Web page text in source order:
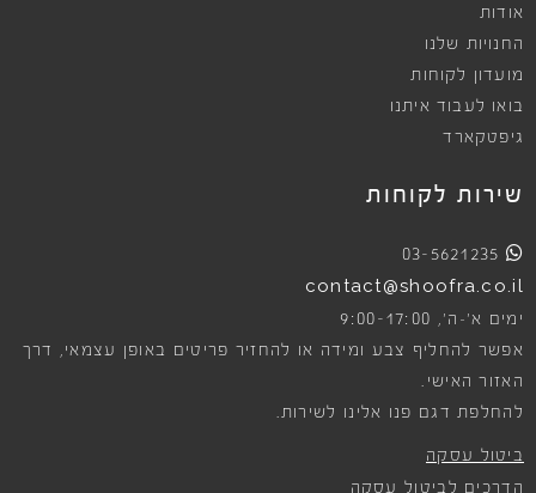
אודות
החנויות שלנו
מועדון לקוחות
בואו לעבוד איתנו
גיפטקארד
שירות לקוחות
03-5621235
contact@shoofra.co.il
ימים א׳-ה׳, 9:00-17:00
אפשר להחליף צבע ומידה או להחזיר פריטים באופן עצמאי, דרך
האזור האישי.
להחלפת דגם פנו אלינו לשירות.
ביטול עסקה
הדרכים לביטול עסקה